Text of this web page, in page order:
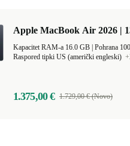
Apple MacBook Air 2026 |
Pohrana
Raspored tipki US (američki engleski)
1.375,00 € 1.729,00 € (Novo)